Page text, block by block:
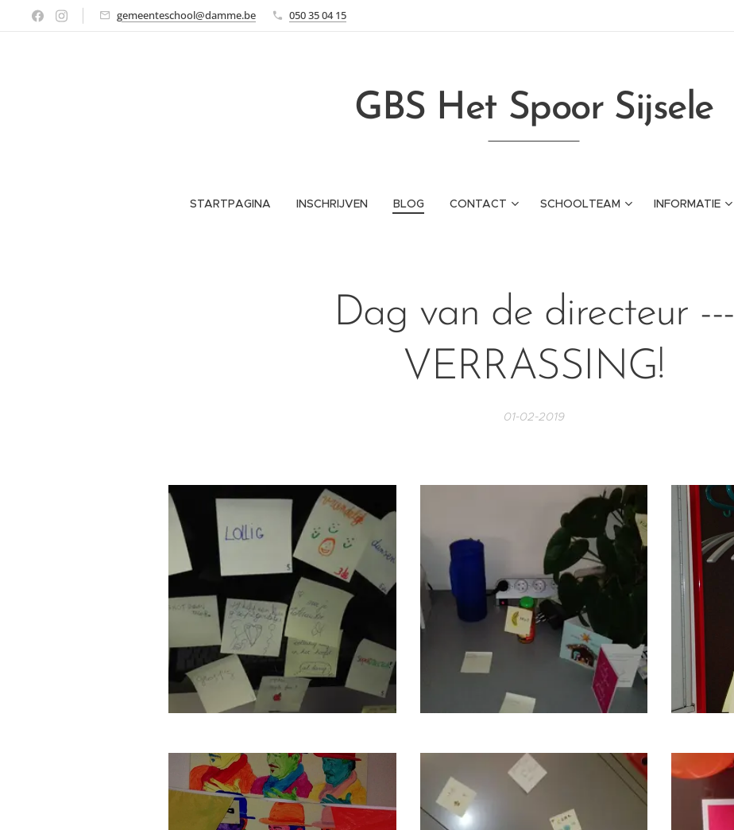
gemeenteschool@damme.be 050 35 04 15
GBS Het Spoor Sijsele
STARTPAGINA INSCHRIJVEN BLOG CONTACT SCHOOLTEAM INFORMATIE
Dag van de directeur ---
VERRASSING!
01-02-2019